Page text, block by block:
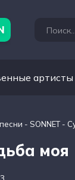
артисты
- SONNET -
моя